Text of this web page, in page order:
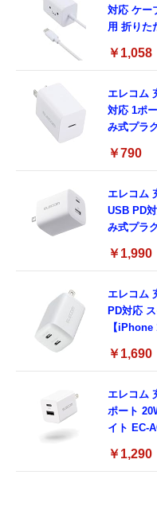
対応 ケー
用 折りた
￥1,058
エレコム
対応 1ポ
み式プラ
￥790
エレコム
USB PD
み式プラ
￥1,990
エレコム
PD対応
【
￥1,690
エレコム
ポート
イト EC-
￥1,290